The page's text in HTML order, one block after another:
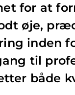
for at
øje,
inden
til
både